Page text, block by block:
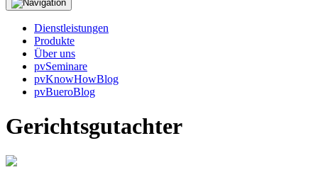
Dienstleistungen
Produkte
Über uns
pvSeminare
pvKnowHowBlog
pvBueroBlog
Gerichtsgutachter